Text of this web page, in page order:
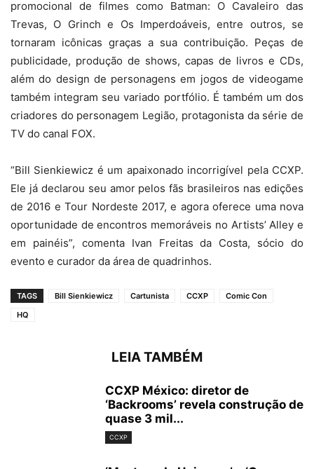
promocional de filmes como Batman: O Cavaleiro das
Trevas, O Grinch e Os Imperdoáveis, entre outros, se
tornaram icônicas graças a sua contribuição. Peças de
publicidade, produção de shows, capas de livros e CDs,
além do design de personagens em jogos de videogame
também integram seu variado portfólio. É também um dos
criadores do personagem Legião, protagonista da série de
TV do canal FOX.
“Bill Sienkiewicz é um apaixonado incorrigível pela CCXP.
Ele já declarou seu amor pelos fãs brasileiros nas edições
de 2016 e Tour Nordeste 2017, e agora oferece uma nova
oportunidade de encontros memoráveis no Artists’ Alley e
em painéis”, comenta Ivan Freitas da Costa, sócio do
evento e curador da área de quadrinhos.
TAGS Bill Sienkiewicz Cartunista CCXP
Comic Con
HQ
LEIA TAMBÉM
CCXP México: diretor de
‘Backrooms’ revela construção de
quase 3 mil...
CCXP